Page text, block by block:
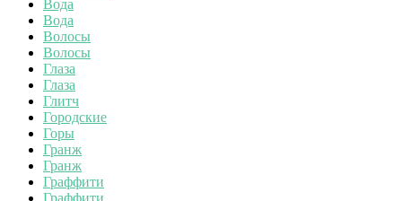
Вода
Вода
Волосы
Волосы
Глаза
Глаза
Глитч
Городские
Горы
Гранж
Гранж
Граффити
Граффити